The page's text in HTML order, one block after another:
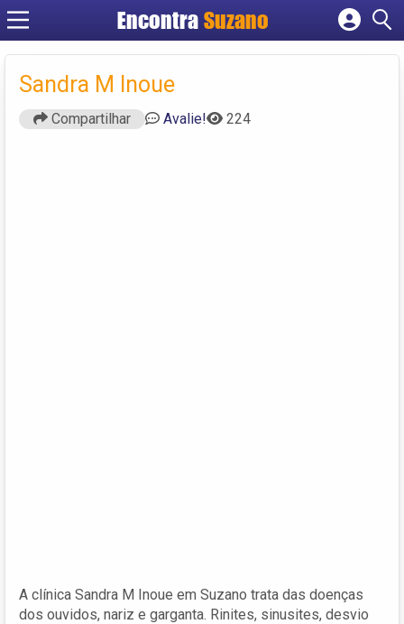
EncontraSuzano
Cadastrar empresa
Sandra M Inoue
Compartilhar Avalie! 224
A clínica Sandra M Inoue em Suzano trata das doenças
dos ouvidos, nariz e garganta. Rinites, sinusites, desvio